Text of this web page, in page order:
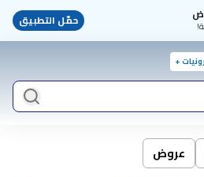
حمّل التطبيق
+
عروض